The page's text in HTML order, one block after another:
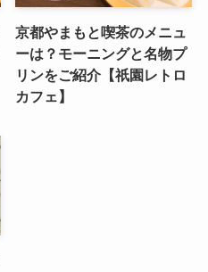
京都やまもと喫茶のメニュ
ーは？モーニングと名物プ
リンをご紹介【祇園レトロ
カフェ】